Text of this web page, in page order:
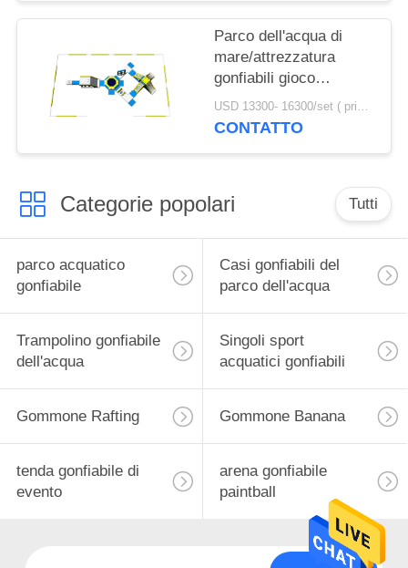
Parco dell'acqua di
mare/attrezzatura
gonfiabili gioco
dell'acqua per gli adulti
con il certificato di TUV
USD 13300- 16300/set ( price just for reference, detailed prices need to be confirmed) MOQ:1 pc
CONTATTO
Categorie popolari Tutti
parco acquatico
gonfiabile
Casi gonfiabili del
parco dell'acqua
Trampolino gonfiabile
dell'acqua
Singoli sport
acquatici gonfiabili
Gommone Rafting Gommone Banana
tenda gonfiabile di
evento
arena gonfiabile
paintball